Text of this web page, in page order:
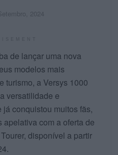
2024
de lançar uma nova
modelos mais
turismo, a Versys 1000
versatilidade e
conquistou muitos fãs,
com a oferta de
disponível a partir